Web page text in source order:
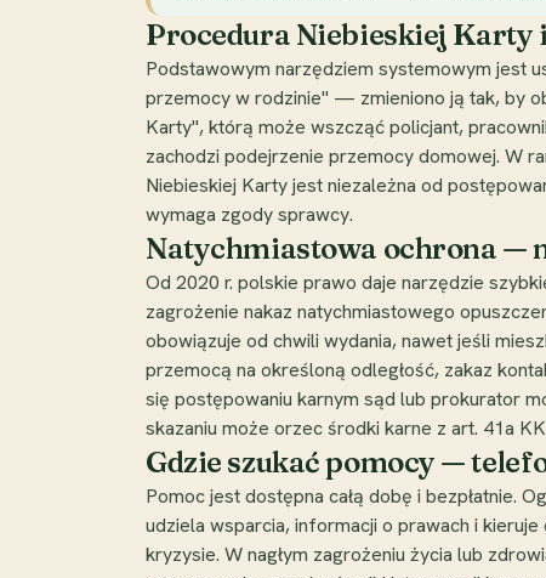
Procedura Niebieskiej Karty
Podstawowym narzędziem systemowym jest
przemocy w rodzinie" — zmieniono ją tak, by
Karty", którą może wszcząć policjant,
zachodzi podejrzenie przemocy domowej. W
Niebieskiej Karty jest niezależna od
wymaga zgody sprawcy.
Natychmiastowa ochrona —
Od 2020 r. polskie prawo daje narzędzie
zagrożenie nakaz natychmiastowego
obowiązuje od chwili wydania, nawet jeśli
przemocą na określoną odległość, zakaz
się postępowaniu karnym sąd lub prokurator
skazaniu może orzec środki karne z art. 41a
Gdzie szukać pomocy —
Pomoc jest dostępna całą dobę i bezpłatnie.
udziela wsparcia, informacji o prawach i
kryzysie. W nagłym zagrożeniu życia lub